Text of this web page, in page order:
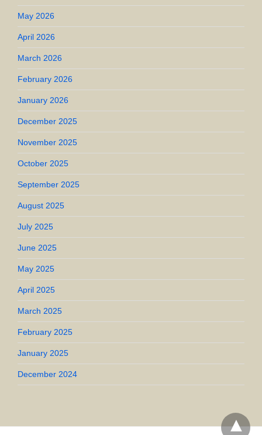
May 2026
April 2026
March 2026
February 2026
January 2026
December 2025
November 2025
October 2025
September 2025
August 2025
July 2025
June 2025
May 2025
April 2025
March 2025
February 2025
January 2025
December 2024